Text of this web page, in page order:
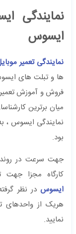
نمایندگی
ایسوس
نمایندگی تعمیر
ها و تبلت های
فروش و آموزش
میان برترین
نمایندگی ایسوس ،
بود.
جهت سرعت در روند
کارگاه مجزا
ایسوس در نظر
هریک از واحدهای
نمایید.